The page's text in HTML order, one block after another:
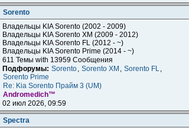
Sorento
Владельцы KIA Sorento (2002 - 2009)
Владельцы KIA Sorento XM (2009 - 2012)
Владельцы KIA Sorento FL (2012 - ~)
Владельцы KIA Sorento Prime (2014 - ~)
611 Темы with 13959 Сообщения
Подфорумы: Sorento, Sorento XM , Sorento FL,
Sorento Prime
Re: Kia Sorento Прайм 3 (UM)
Andromedich™
02 июл 2026, 09:59
Spectra